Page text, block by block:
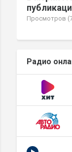
Просмотров
Радио